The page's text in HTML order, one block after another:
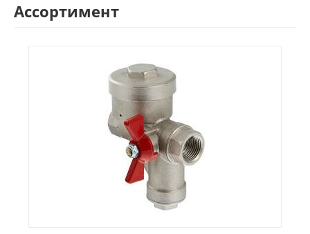
Ассортимент